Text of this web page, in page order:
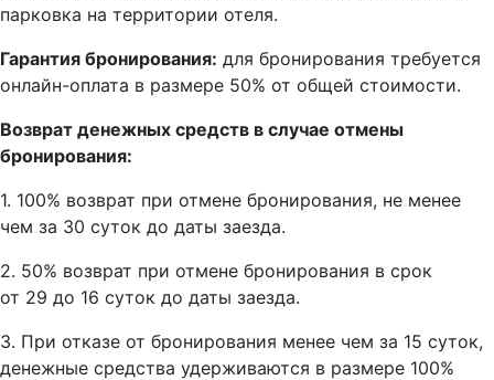
парковка на территории отеля.
Гарантия бронирования: для бронирования требуется
онлайн-оплата в размере 50% от общей стоимости.
Возврат денежных средств в случае отмены
бронирования:
1. 100% возврат при отмене бронирования, не менее
чем за 30 суток до даты заезда.
2. 50% возврат при отмене бронирования в срок
от 29 до 16 суток до даты заезда.
3. При отказе от бронирования менее чем за 15 суток,
денежные средства удерживаются в размере 100%